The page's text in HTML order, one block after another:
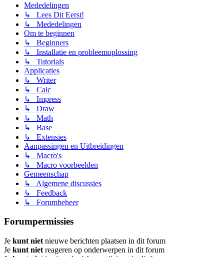
Mededelingen
↳ Lees Dit Eerst!
↳ Mededelingen
Om te beginnen
↳ Beginners
↳ Installatie en probleemoplossing
↳ Tutorials
Applicaties
↳ Writer
↳ Calc
↳ Impress
↳ Draw
↳ Math
↳ Base
↳ Extensies
Aanpassingen en Uitbreidingen
↳ Macro's
↳ Macro voorbeelden
Gemeenschap
↳ Algemene discussies
↳ Feedback
↳ Forumbeheer
Forumpermissies
Je kunt niet nieuwe berichten plaatsen in dit forum
Je kunt niet reageren op onderwerpen in dit forum